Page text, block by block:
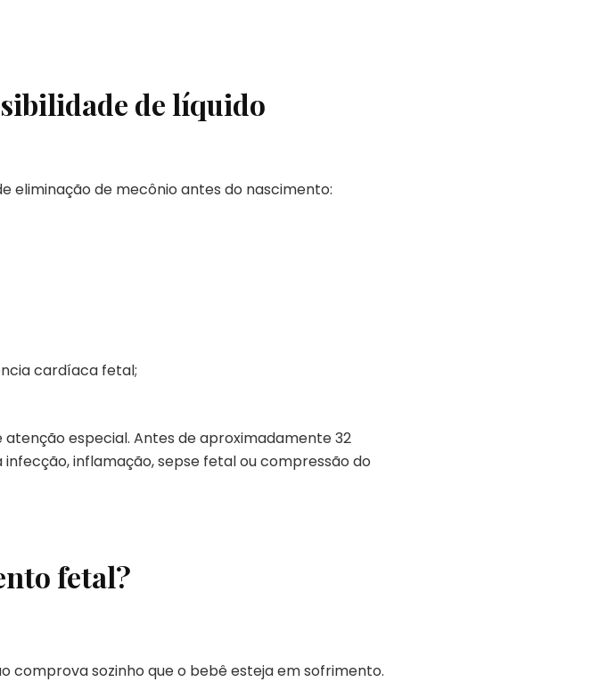
de líquido
eliminação de mecônio antes do nascimento:
cardíaca fetal;
especial. Antes de aproximadamente 32
inflamação, sepse fetal ou compressão do
fetal?
comprova sozinho que o bebê esteja em sofrimento.